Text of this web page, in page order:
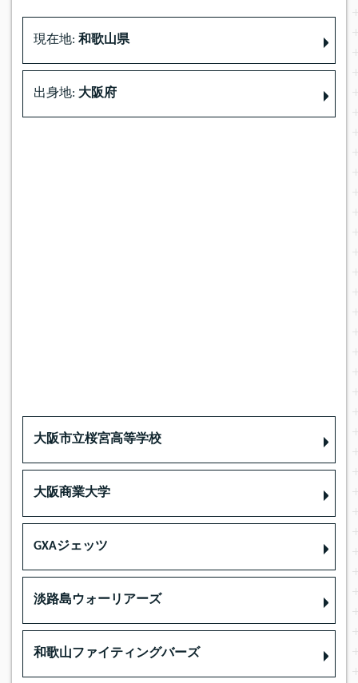
現在地: 和歌山県
出身地: 大阪府
大阪市立桜宮高等学校
大阪商業大学
GXAジェッツ
淡路島ウォーリアーズ
和歌山ファイティングバーズ